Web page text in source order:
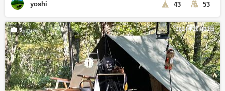
yoshi 43 53
2024年10月31日
5